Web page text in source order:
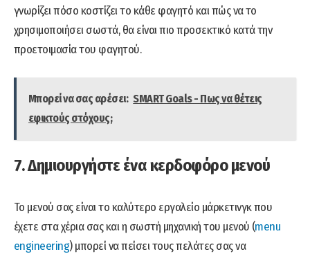
γνωρίζει πόσο κοστίζει το κάθε φαγητό και πώς να το
χρησιμοποιήσει σωστά, θα είναι πιο προσεκτικό κατά την
προετοιμασία του φαγητού.
Μπορεί να σας αρέσει: SMART Goals - Πως να θέτεις
εφικτούς στόχους;
7. Δημιουργήστε ένα κερδοφόρο μενού
Το μενού σας είναι το καλύτερο εργαλείο μάρκετινγκ που
έχετε στα χέρια σας και η σωστή μηχανική του μενού (menu
engineering) μπορεί να πείσει τους πελάτες σας να